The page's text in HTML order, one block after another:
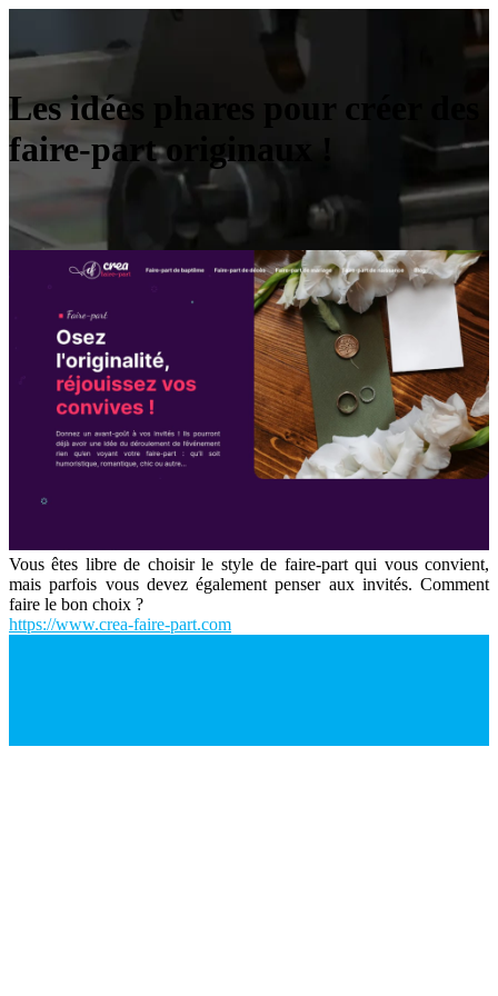
Les idées phares pour créer des
faire-part originaux !
Vous êtes libre de choisir le style de faire-part qui vous convient,
mais parfois vous devez également penser aux invités. Comment
faire le bon choix ?
https://www.crea-faire-part.com